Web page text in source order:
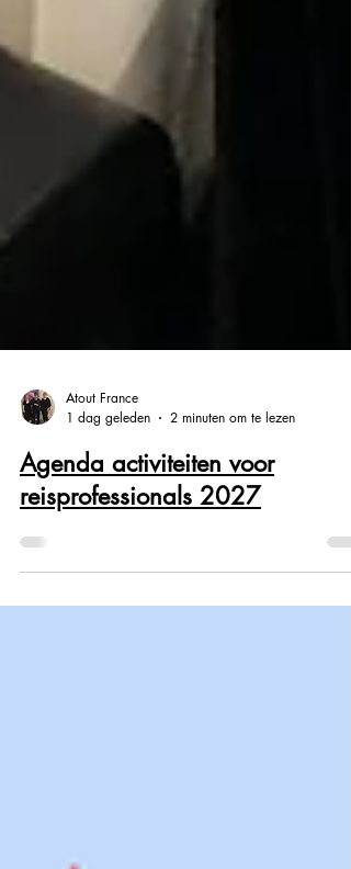
1 dag geleden
2 minuten om te lezen
Agenda activiteiten voor
reisprofessionals 2027